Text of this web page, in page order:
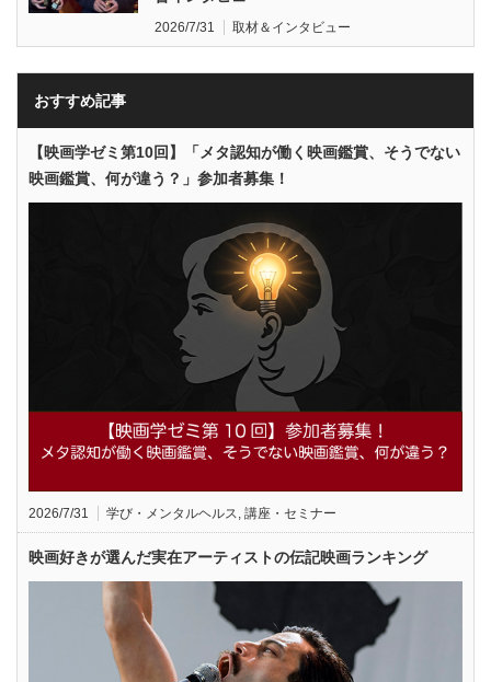
2026/7/31 取材＆インタビュー
おすすめ記事
【映画学ゼミ第10回】「メタ認知が働く映画鑑賞、そうでない
映画鑑賞、何が違う？」参加者募集！
2026/7/31 学び・メンタルヘルス, 講座・セミナー
映画好きが選んだ実在アーティストの伝記映画ランキング